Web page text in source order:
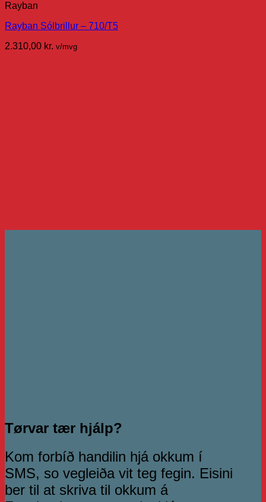
Rayban
Rayban Sólbrillur – 710/T5
2.310,00 kr. v/mvg
Tørvar tær hjálp?
Kom forbíð handilin hjá okkum í
SMS, so vegleiða vit teg fegin. Eisini
ber til at skriva til okkum á